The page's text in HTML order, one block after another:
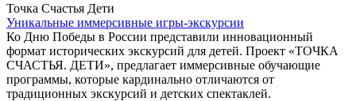
Точка Счастья Дети
Уникальные иммерсивные игры-экскурсии
Ко Дню Победы в России представили инновационный
формат исторических экскурсий для детей. Проект «ТОЧКА
СЧАСТЬЯ. ДЕТИ», предлагает иммерсивные обучающие
программы, которые кардинально отличаются от
традиционных экскурсий и детских спектаклей.